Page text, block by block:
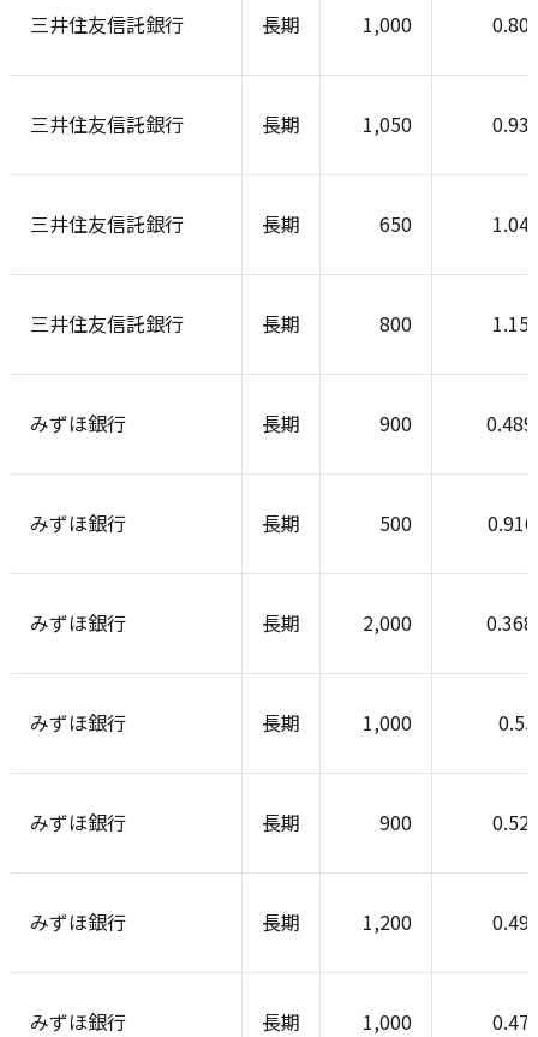
三井住友信託銀行 長期 1,000
三井住友信託銀行 長期 1,050
三井住友信託銀行 長期 650
三井住友信託銀行 長期 800
みずほ銀行 長期 900
みずほ銀行 長期 500
みずほ銀行 長期 2,000
みずほ銀行 長期 1,000
みずほ銀行 長期 900
みずほ銀行 長期 1,200
みずほ銀行 長期 1,000